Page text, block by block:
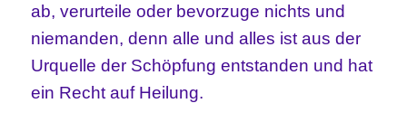
ab, verurteile oder bevorzuge nichts und
niemanden, denn alle und alles ist aus der
Urquelle der Schöpfung entstanden und hat
ein Recht auf Heilung.